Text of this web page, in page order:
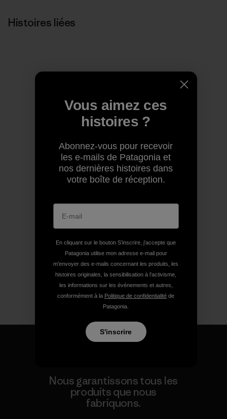
Histoires liées
Nous garantissons tous les
produits que nous
fabriquons.
Vous aimez ces
histoires ?
Abonnez-vous pour recevoir
les e-mails de Patagonia et
nos dernières histoires dans
votre boîte de réception.
En cliquant sur le bouton S’inscrire, j'accepte que
Patagonia utilise mon adresse e-mail pour
m'envoyer des e-mails concernant les produits, les
histoires originales, la sensibilisation à l'activisme,
les informations sur les événements et autres,
conformément à la Politique de confidentialité de
Patagonia.
S'inscrire